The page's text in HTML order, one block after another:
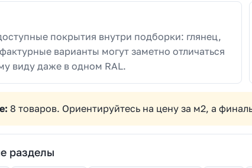
покрытия внутри подборки: глянец,
варианты могут заметно отличаться
виду даже в одном RAL.
8 товаров. Ориентируйтесь на цену за м2, а
разделы